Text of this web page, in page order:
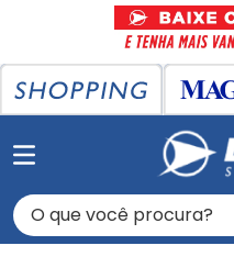
O que você procura?